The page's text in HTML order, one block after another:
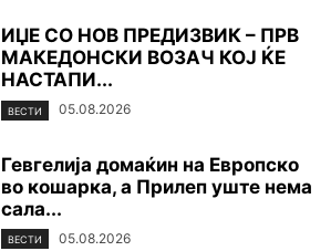
ИЏЕ СО НОВ ПРЕДИЗВИК – ПРВ
МАКЕДОНСКИ ВОЗАЧ КОЈ ЌЕ
НАСТАПИ...
ВЕСТИ 05.08.2026
Гевгелија домаќин на Европско
во кошарка, а Прилеп уште нема
сала...
ВЕСТИ 05.08.2026